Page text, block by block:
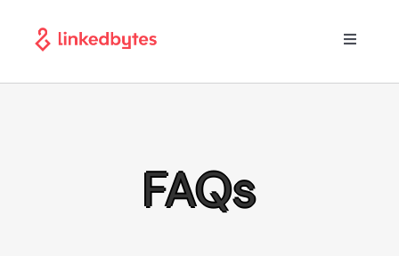
Toggle
Inicio
Productos y ServiciosFAQs